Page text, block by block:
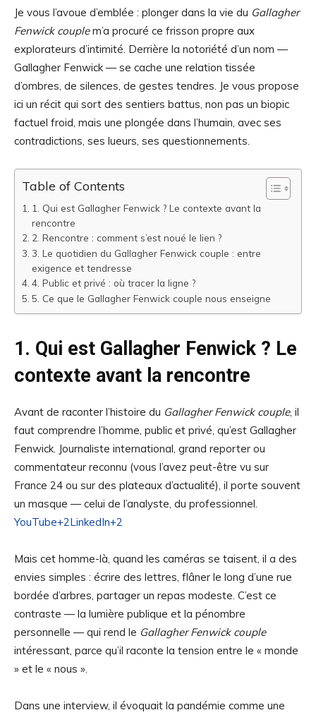
Je vous l’avoue d’emblée : plonger dans la vie du Gallagher
Fenwick couplem’a procuré ce frisson propre aux
explorateurs d’intimité. Derrière la notoriété d’un nom —
Gallagher Fenwick — se cache une relation tissée
d’ombres, de silences, de gestes tendres. Je vous propose
ici un récit qui sort des sentiers battus, non pas un biopic
factuel froid, mais une plongée dans l’humain, avec ses
contradictions, ses lueurs, ses questionnements.
Table of Contents
1. Qui est Gallagher Fenwick ? Le contexte avant la
rencontre
2. Rencontre : comment s’est noué le lien ?
3. Le quotidien du Gallagher Fenwick couple : entre
exigence et tendresse
4. Public et privé : où tracer la ligne ?
5. Ce que le Gallagher Fenwick couple nous enseigne
1. Qui est Gallagher Fenwick ? Le
contexte avant la rencontre
Avant de raconter l’histoire du Gallagher Fenwick couple, il
faut comprendre l’homme, public et privé, qu’est Gallagher
Fenwick. Journaliste international, grand reporter ou
commentateur reconnu (vous l’avez peut-être vu sur
France 24 ou sur des plateaux d’actualité), il porte souvent
un masque — celui de l’analyste, du professionnel.
YouTube+2LinkedIn+2
Mais cet homme-là, quand les caméras se taisent, il a des
envies simples : écrire des lettres, flâner le long d’une rue
bordée d’arbres, partager un repas modeste. C’est ce
contraste — la lumière publique et la pénombre
personnelle — qui rend le Gallagher Fenwick couple
intéressant, parce qu’il raconte la tension entre le « monde
» et le « nous ».
Dans une interview, il évoquait la pandémie comme une